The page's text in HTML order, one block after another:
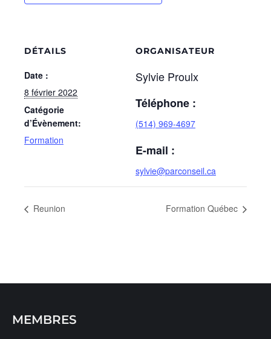
DÉTAILS
Date :
8 février 2022
Catégorie
d’Évènement:
Formation
ORGANISATEUR
Sylvie Proulx
Téléphone :
(514) 969-4697
E-mail :
sylvie@parconseil.ca
Reunion Formation Québec
MEMBRES